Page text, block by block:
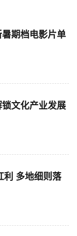
期档电影片单
文化产业发展
利 多地细则落